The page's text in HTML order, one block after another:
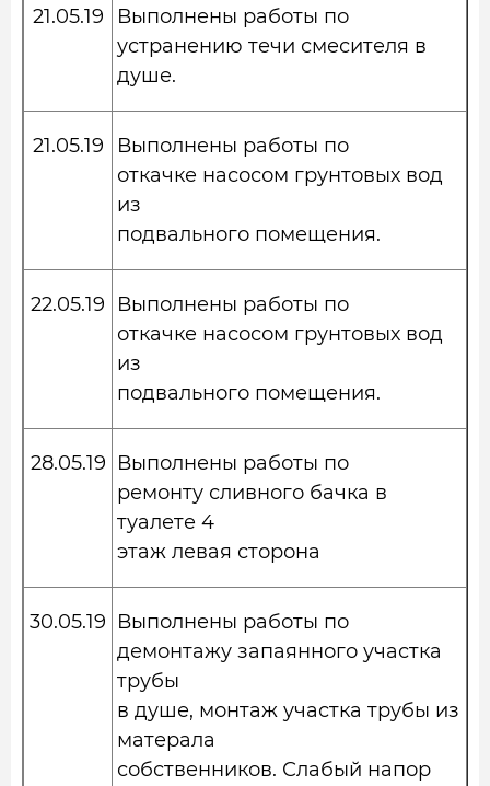
21.05.19
Выполнены работы по
устранению течи смесителя в
душе.
21.05.19
Выполнены работы по
откачке насосом грунтовых вод
из
подвального помещения.
22.05.19
Выполнены работы по
откачке насосом грунтовых вод
из
подвального помещения.
28.05.19 Выполнены работы по
ремонту сливного бачка в
туалете 4
этаж левая сторона
30.05.19 Выполнены работы по
демонтажу запаянного участка
трубы
в душе, монтаж участка трубы из
матерала
собственников. Слабый напор